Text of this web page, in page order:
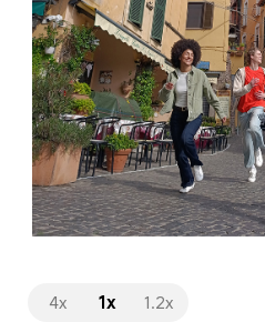
1x 1.2x 1.5x